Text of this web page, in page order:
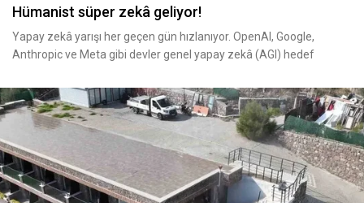
Hümanist süper zekâ geliyor!
Yapay zekâ yarışı her geçen gün hızlanıyor. OpenAI, Google,
Anthropic ve Meta gibi devler genel yapay zekâ (AGI) hedef